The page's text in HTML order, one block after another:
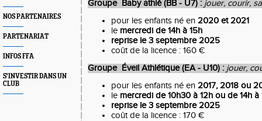
NOS PARTENAIRES
PARTENARIAT
INFOS FFA
S'INVESTIR DANS UN
CLUB
Groupe Baby athlé (BB - U7) : jouer, courir,
pour les enfants né en 2020 et 2021
le mercredi de 14h à 15h
reprise le 3 septembre 2025
coût de la licence : 160 €
Groupe Éveil Athlétique (EA - U10) : jouer,
pour les enfants né en 2017, 2018 ou
le mercredi de 10h30 à 12h ou de 14h à
reprise le 3 septembre 2025
coût de la licence : 170 €